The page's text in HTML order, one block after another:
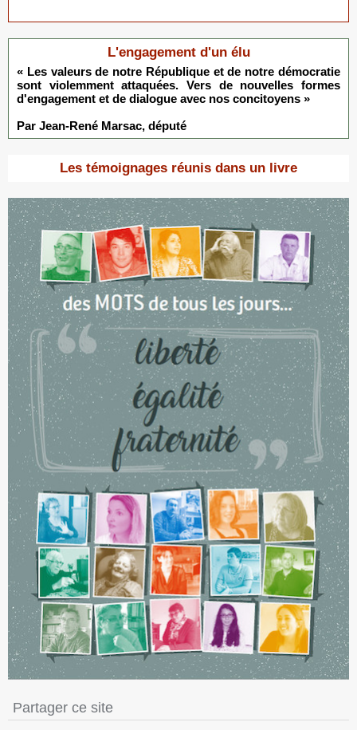
L'engagement d'un élu
« Les valeurs de notre République et de notre démocratie
sont violemment attaquées. Vers de nouvelles formes
d'engagement et de dialogue avec nos concitoyens »
Par Jean-René Marsac, député
Les témoignages réunis dans un livre
Partager ce site